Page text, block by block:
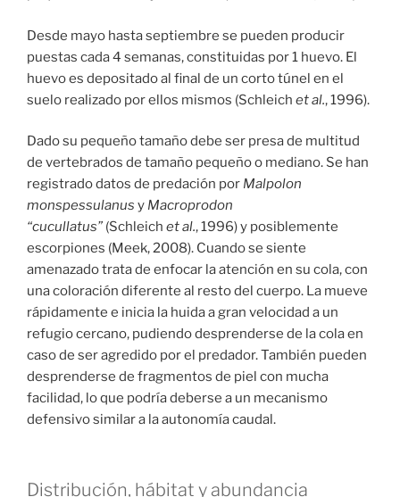
Desde mayo hasta septiembre se pueden producir
puestas cada 4 semanas, constituidas por 1 huevo. El
huevo es depositado al final de un corto túnel en el
suelo realizado por ellos mismos (Schleich et al., 1996).
Dado su pequeño tamaño debe ser presa de multitud
de vertebrados de tamaño pequeño o mediano. Se han
registrado datos de predación por Malpolon
monspessulanus y Macroprodon
“cucullatus” (Schleich et al., 1996) y posiblemente
escorpiones (Meek, 2008). Cuando se siente
amenazado trata de enfocar la atención en su cola, con
una coloración diferente al resto del cuerpo. La mueve
rápidamente e inicia la huida a gran velocidad a un
refugio cercano, pudiendo desprenderse de la cola en
caso de ser agredido por el predador. También pueden
desprenderse de fragmentos de piel con mucha
facilidad, lo que podría deberse a un mecanismo
defensivo similar a la autonomía caudal.
Distribución, hábitat y abundancia